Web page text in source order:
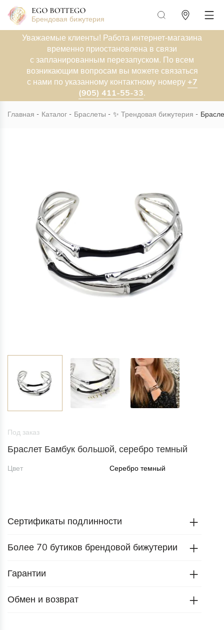
Брендовая бижутерия
Уважаемые клиенты! Работа интернет-магазина
временно приостановлена в связи
с запланированным перезапуском. По всем
возникающим вопросам вы можете связаться
с нами по указанному контактному номеру +7
(905) 411-55-33.
Главная Каталог Браслеты ✨ Трендовая бижутерия
Под заказ
Браслет Бамбук большой, серебро темный
Цвет Серебро темный
Сертификаты подлинности
Более 70 бутиков брендовой бижутерии
Гарантии
Обмен и возврат